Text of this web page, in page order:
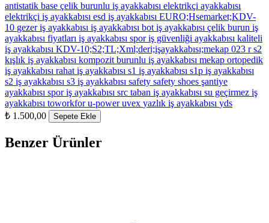
antistatik base çelik burunlu iş ayakkabısı elektrikçi ayakkabısı
elektrikçi iş ayakkabısı esd iş ayakkabısı EURO;Hsemarket;KDV-
10 gezeriş ayakkabısı iş ayakkabısı botiş ayakkabısı çelik burun iş
ayakkabısı fiyatları iş ayakkabısı sporiş güvenliği ayakkabısı kaliteli
iş ayakkabısı KDV-10;S2;TL;Xml;deri;işayakkabısı;mekap 023 r s2
kışlık iş ayakkabısı kompozit burunlu iş ayakkabısı mekap ortopedik
iş ayakkabısı rahat iş ayakkabısı s1 iş ayakkabısı s1p iş ayakkabısı
s2 iş ayakkabısı s3 iş ayakkabısı safety safety shoes şantiye
ayakkabısı spor iş ayakkabısı src taban iş ayakkabısı su geçirmez iş
ayakkabısı toworkforu-poweruvex yazlık iş ayakkabısı yds
₺ 1.500,00
Sepete Ekle
Benzer Ürünler